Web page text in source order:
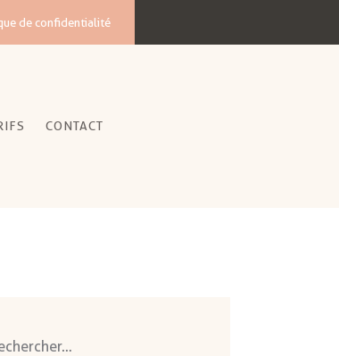
de confidentialité
CONTACT